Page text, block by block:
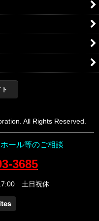
All Rights Reserved.
ール等のご相談
3685
土日祝休